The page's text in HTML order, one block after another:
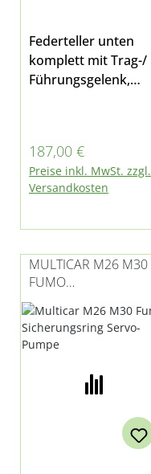
Federteller unten
komplett mit Trag-/
Führungsgelenk,
Regulärer Preis:
187,00 €
Preise inkl. MwSt. zzgl.
Versandkosten
MULTICAR M26 M30
FUMO
SICHERUNGSRING
SERVO-PUMPE